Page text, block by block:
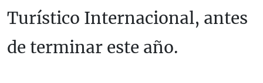
Turístico Internacional, antes
de terminar este año.